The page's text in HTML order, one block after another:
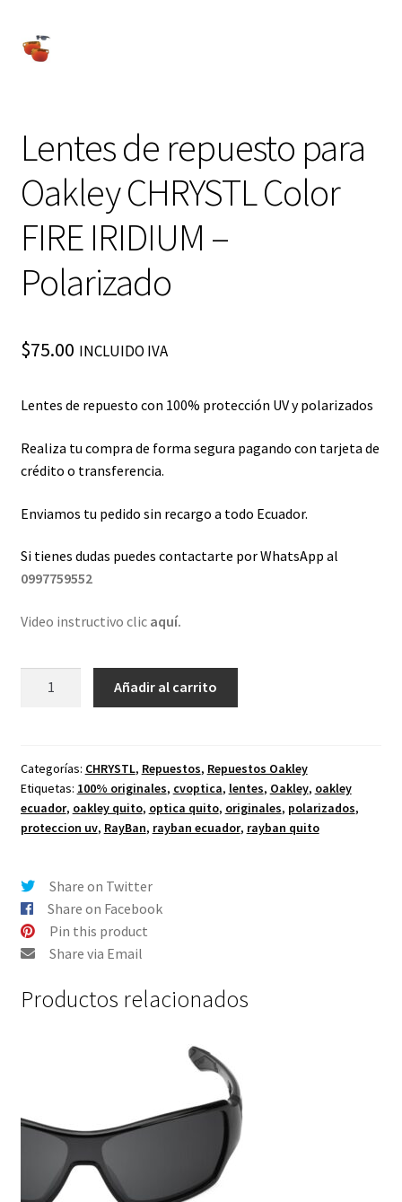
Lentes de repuesto para
Oakley CHRYSTL Color
FIRE IRIDIUM –
Polarizado
$75.00 INCLUIDO IVA
Lentes de repuesto con 100% protección UV y polarizados
Realiza tu compra de forma segura pagando con tarjeta de
crédito o transferencia.
Enviamos tu pedido sin recargo a todo Ecuador.
Si tienes dudas puedes contactarte por WhatsApp al
0997759552
Video instructivo clic aquí.
Oakley
CHRYSTL
Color
FIRE
–
Polarizado
cantidad
Añadir al carrito
Categorías: CHRYSTL, Repuestos, Repuestos Oakley
Etiquetas: 100% originales, cvoptica, lentes, Oakley, oakley
ecuador, oakley quito, optica quito, originales, polarizados,
proteccion uv, RayBan, rayban ecuador, rayban quito
Share on Twitter
Share on Facebook
Pin this product
Share via Email
Productos relacionados